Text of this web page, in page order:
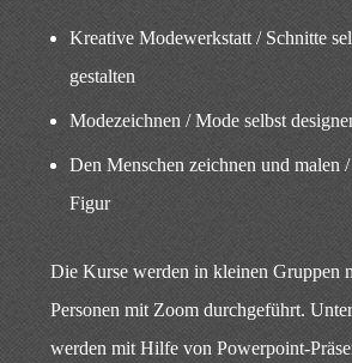
Kreative Modewerkstatt / Schnitte
gestalten
Modezeichnen / Mode selbst
Den Menschen zeichnen und malen
Figur
Die Kurse werden in kleinen Gruppen
Personen mit Zoom durchgeführt.
werden mit Hilfe von Powerpoint-